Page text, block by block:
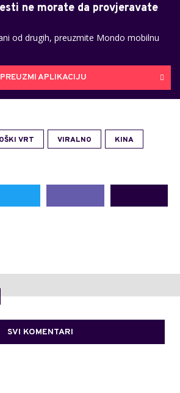
ne morate da provjeravate
od drugih, preuzmite Mondo mobilnu
PREUZMI APLIKACIJU
VRT VIRALNO KINA
SVI KOMENTARI